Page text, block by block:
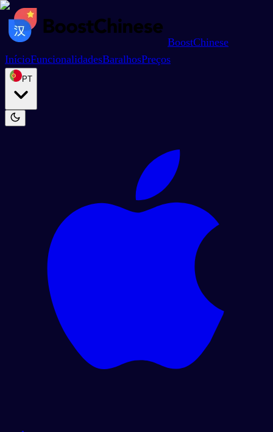
BoostChinese
InícioFuncionalidadesBaralhosPreços
PT